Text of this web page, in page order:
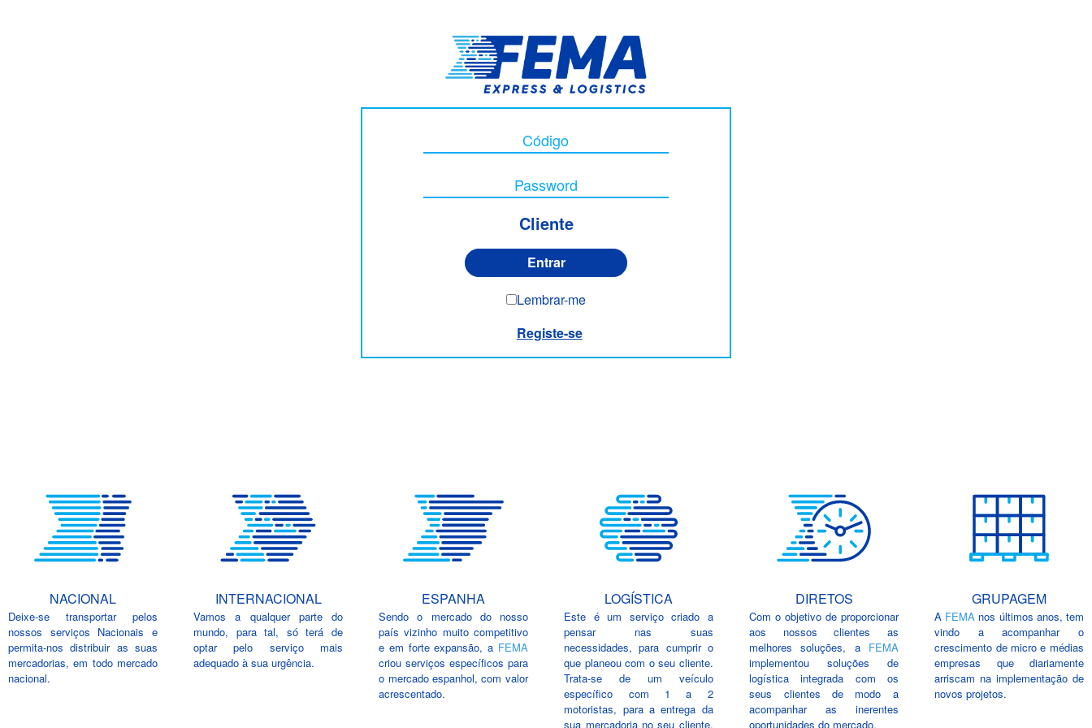
Cliente
Lembrar-me
NACIONAL
Deixe-se transportar pelos
nossos serviços Nacionais e
permita-nos distribuir as suas
mercadorias, em todo mercado
nacional.
INTERNACIONAL
Vamos a qualquer parte do
mundo, para tal, só terá de
optar pelo serviço mais
adequado à sua urgência.
ESPANHA
Sendo o mercado do nosso
país vizinho muito competitivo
e em forte expansão, a FEMA
criou serviços específicos para
o mercado espanhol, com valor
acrescentado.
LOGÍSTICA
Este é um serviço criado a
pensar nas suas
necessidades, para cumprir o
que planeou com o seu cliente.
Trata-se de um veículo
específico com 1 a 2
motoristas, para a entrega da
sua mercadoria no seu cliente,
DIRETOS
Com o objetivo de proporcionar
aos nossos clientes as
melhores soluções, a FEMA
implementou soluções de
logística integrada com os
seus clientes de modo a
acompanhar as inerentes
oportunidades do mercado.
GRUPAGEM
A FEMA nos últimos anos, tem
vindo a acompanhar o
crescimento de micro e médias
empresas que diariamente
arriscam na implementação de
novos projetos.